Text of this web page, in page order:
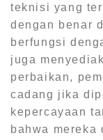
teknisi yang
dengan benar
berfungsi
juga
perbaikan,
cadang jika
kepercayaan
bahwa mereka